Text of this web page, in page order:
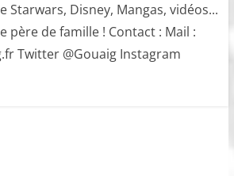
Starwars, Disney, Mangas, vidéos...
père de famille ! Contact : Mail :
Twitter @Gouaig Instagram